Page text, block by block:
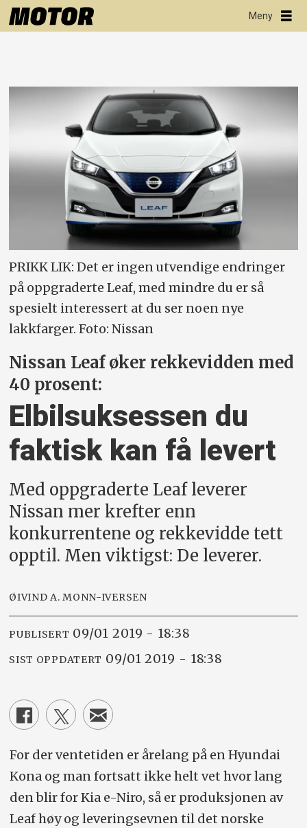
PRIKK LIK: Det er ingen utvendige endringer
på oppgraderte Leaf, med mindre du er så
spesielt interessert at du ser noen nye
lakkfarger. Foto: Nissan
Nissan Leaf øker rekkevidden med
40 prosent:
Elbilsuksessen du
faktisk kan få levert
Med oppgraderte Leaf leverer
Nissan mer krefter enn
konkurrentene og rekkevidde tett
opptil. Men viktigst: De leverer.
ØIVIND A. MONN-IVERSEN
PUBLISERT 09/01 2019 - 18:38
SIST OPPDATERT 09/01 2019 - 18:38
For der ventetiden er årelang på en Hyundai
Kona og man fortsatt ikke helt vet hvor lang
den blir for Kia e-Niro, så er produksjonen av
Leaf høy og leveringsevnen til det norske